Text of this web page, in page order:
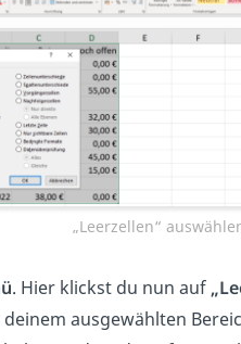
„Leerzellen“
. Hier klickst du nun auf
deinem ausgewählten